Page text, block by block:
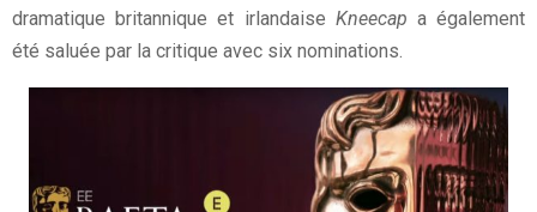
dramatique britannique et irlandaise Kneecap a également
été saluée par la critique avec six nominations.